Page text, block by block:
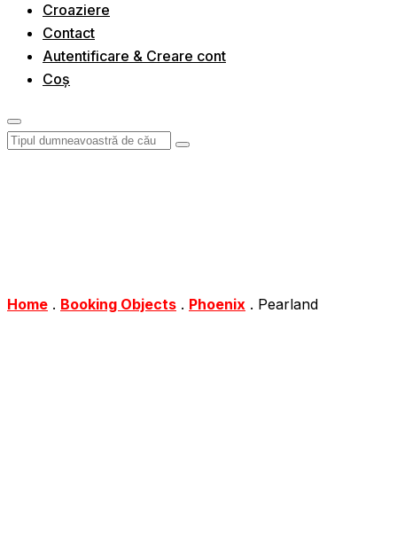
Croaziere
Contact
Autentificare & Creare cont
Coș
Home . Booking Objects . Phoenix . Pearland